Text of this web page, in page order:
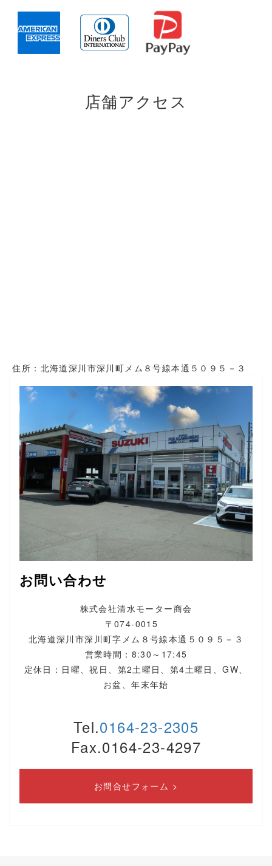
店舗アクセス
住所：北海道深川市深川町メム８号線本通５０９５－３
お問い合わせ
株式会社清水モーター商会
〒074-0015
北海道深川市深川町字メム８号線本通５０９５－３
営業時間：8:30～17:45
定休日：日曜、祝日、第2土曜日、第4土曜日、GW、
お盆、年末年始
Tel.0164-23-2305
Fax.0164-23-4297
お問合せフォーム >